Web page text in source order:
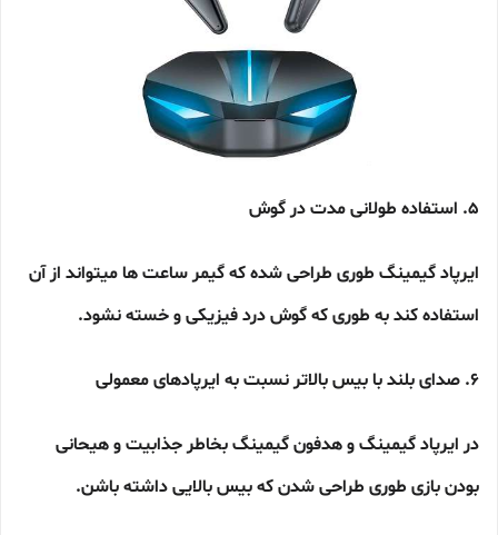
5. استفاده طولانی مدت در گوش
ایرپاد گیمینگ طوری طراحی شده که گیمر ساعت ها میتواند از آن
استفاده کند به طوری که گوش درد فیزیکی و خسته نشود.
6. صدای بلند با بیس بالاتر نسبت به ایرپادهای معمولی
در ایرپاد گیمینگ و هدفون گیمینگ بخاطر جذابیت و هیحانی
بودن بازی طوری طراحی شدن که بیس بالایی داشته باشن.